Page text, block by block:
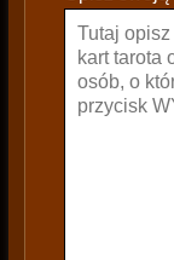
a